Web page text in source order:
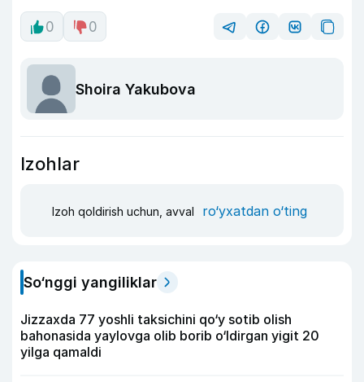
0 0
Shoira Yakubova
Izohlar
Izoh qoldirish uchun, avval ro‘yxatdan o‘ting
So‘nggi yangiliklar
Jizzaxda 77 yoshli taksichini qo‘y sotib olish
bahonasida yaylovga olib borib o‘ldirgan yigit 20
yilga qamaldi